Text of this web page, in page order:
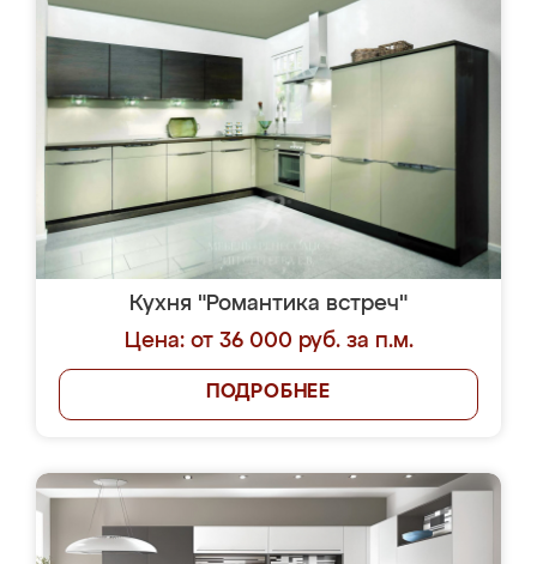
Кухня "Романтика встреч"
Цена: от 36 000 руб. за п.м.
ПОДРОБНЕЕ